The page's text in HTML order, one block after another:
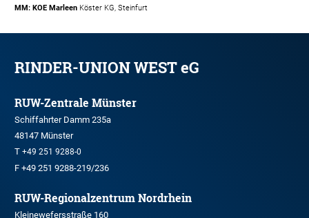
MM: KOE Marleen Köster KG, Steinfurt
RINDER-UNION WEST eG
RUW-Zentrale Münster
Schiffahrter Damm 235a
48147 Münster
T +49 251 9288-0
F +49 251 9288-219/236
RUW-Regionalzentrum Nordrhein
Kleinewefersstraße 160